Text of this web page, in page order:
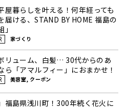
屋暮らしを叶える！何年経っても
届ける、STAND BY HOME 福島の
家づくり
リューム、白髪… 30代からのあ
ら「アマルフィー」におまかせ！
美容室, クーポン
福島県浅川町！300年続く花火に